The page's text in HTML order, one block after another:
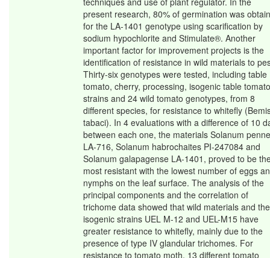
present research, 80% of germination was
for the LA-1401 genotype using scarification by
sodium hypochlorite and Stimulate®. Another
important factor for improvement projects is the
identification of resistance in wild materials to
Thirty-six genotypes were tested, including table
tomato, cherry, processing, isogenic table tomato
strains and 24 wild tomato genotypes, from 8
different species, for resistance to whitefly
tabaci). In 4 evaluations with a difference of 10
between each one, the materials Solanum
LA-716, Solanum habrochaites PI-247084 and
Solanum galapagense LA-1401, proved to be
most resistant with the lowest number of eggs
nymphs on the leaf surface. The analysis of the
principal components and the correlation of
trichome data showed that wild materials and the
isogenic strains UEL M-12 and UEL-M15 have
greater resistance to whitefly, mainly due to the
presence of type IV glandular trichomes. For
resistance to tomato moth, 13 different tomato